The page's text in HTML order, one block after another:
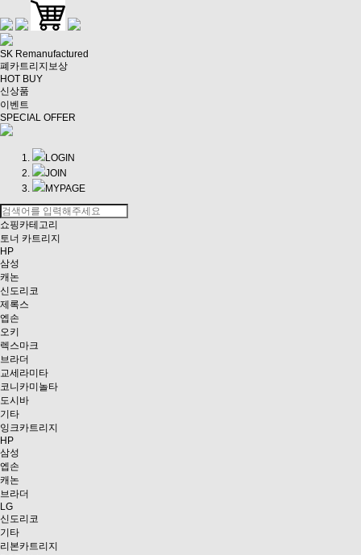
SK Remanufactured
폐카트리지보상
HOT BUY
신상품
이벤트
SPECIAL OFFER
LOGIN
JOIN
MYPAGE
쇼핑카테고리
토너 카트리지
HP
삼성
캐논
신도리코
제록스
엡손
오키
렉스마크
브라더
교세라미타
코니카미놀타
도시바
기타
잉크카트리지
HP
삼성
엡손
캐논
브라더
LG
신도리코
기타
리본카트리지